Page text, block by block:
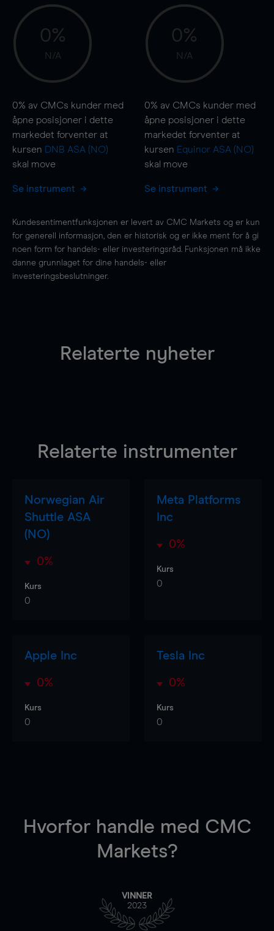
0%
N/A
0% av CMCs kunder med
åpne posisjoner i dette
markedet forventer at
kursen DNB ASA (NO)
skal move
Se instrument
0%
N/A
0% av CMCs kunder med
åpne posisjoner i dette
markedet forventer at
kursen Equinor ASA (NO)
skal move
Se instrument
Kundesentimentfunksjonen er levert av CMC Markets og er kun
for generell informasjon, den er historisk og er ikke ment for å gi
noen form for handels- eller investeringsråd. Funksjonen må ikke
danne grunnlaget for dine handels- eller
investeringsbeslutninger.
Relaterte nyheter
Relaterte instrumenter
Norwegian Air
Shuttle ASA
(NO)
0%
Kurs
0
Meta Platforms
Inc
0%
Kurs
0
Apple Inc
0%
Kurs
0
Tesla Inc
0%
Kurs
0
Hvorfor handle med CMC
Markets?
VINNER
2023